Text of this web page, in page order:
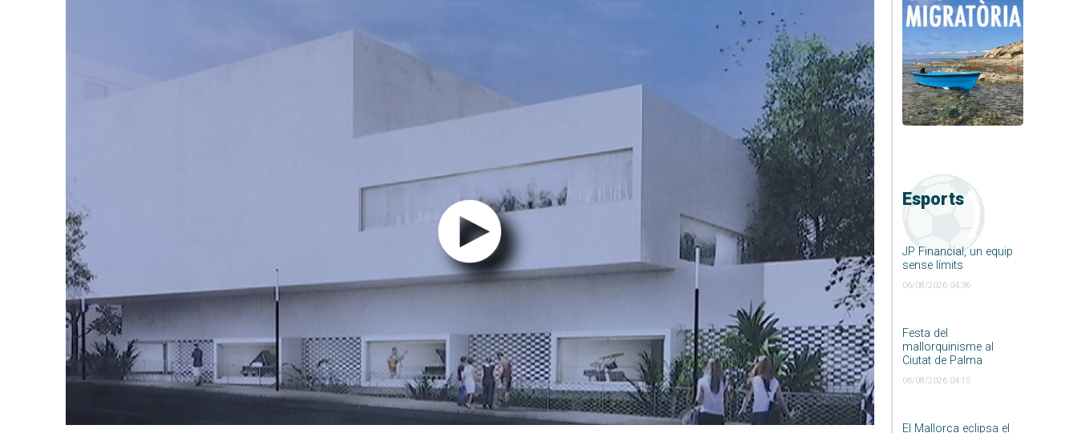
Esports
JP Financial, un equip
sense límits
06/08/2026 04:36
Festa del
mallorquinisme al
Ciutat de Palma
06/08/2026 04:15
El Mallorca eclipsa el